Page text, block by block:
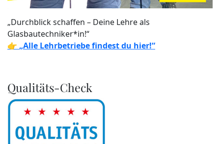
„Durchblick schaffen – Deine Lehre als
Glasbautechniker*in!“
👉 „Alle Lehrbetriebe findest du hier!“
Qualitäts-Check